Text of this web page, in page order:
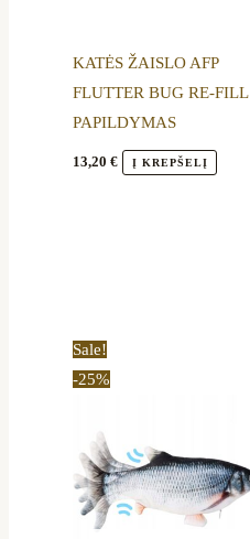
KATĖS ŽAISLO AFP
FLUTTER BUG RE-FILL
PAPILDYMAS
13,20€ Į KREPŠELĮ
Sale!
-25%